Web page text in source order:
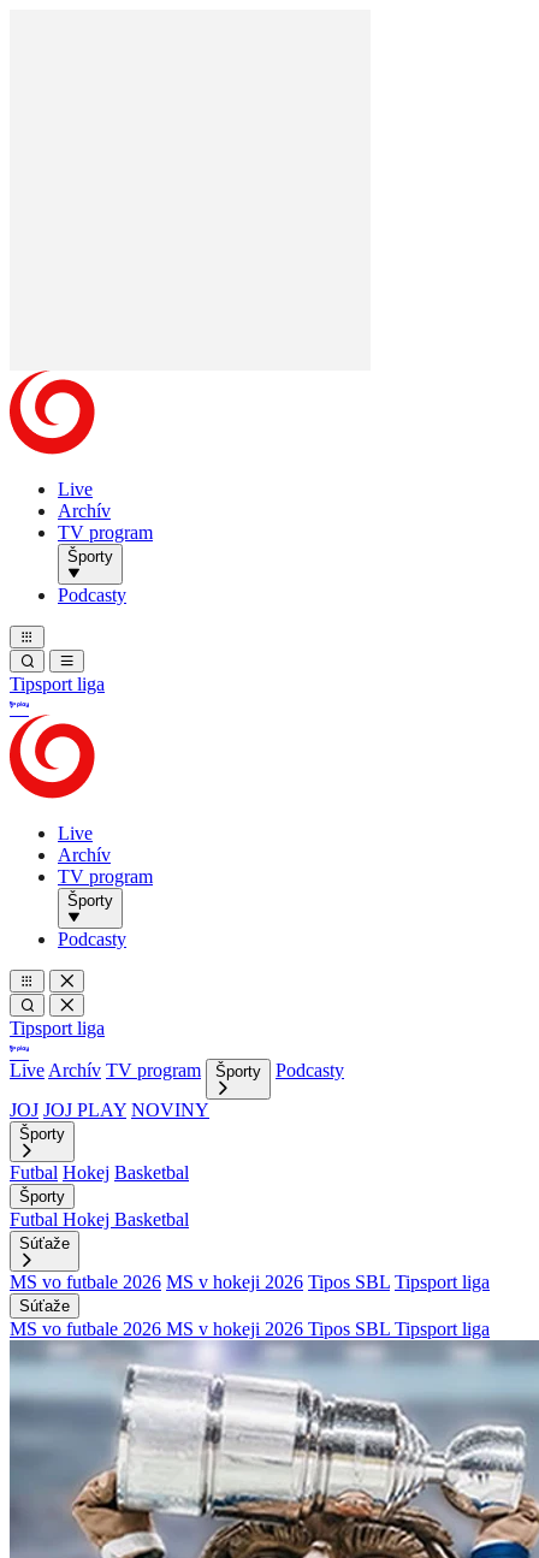
Live
Archív
TV program
Športy
Podcasty
Tipsport liga
Live
Archív
TV program
Športy
Podcasty
Tipsport liga
Live Archív TV program Športy
Podcasty
JOJ JOJ PLAY NOVINY
Športy
Futbal Hokej Basketbal
Športy
Futbal Hokej Basketbal
Súťaže
MS vo futbale 2026 MS v hokeji 2026 Tipos SBL Tipsport liga
Súťaže
MS vo futbale 2026 MS v hokeji 2026 Tipos SBL Tipsport liga